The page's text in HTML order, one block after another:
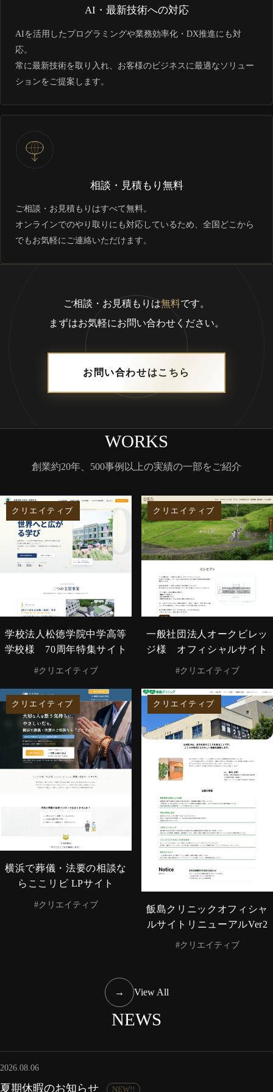
AI・最新技術への対応
AIを活用したプログラミングや業務効率化・DX推進にも対
応。
常に最新技術を取り入れ、お客様のビジネスに最適なソリュー
ションをご提案します。
相談・見積もり無料
ご相談・お見積もりはすべて無料。
オンラインでのやり取りにも対応しているため、全国どこから
でもお気軽にご連絡いただけます。
ご相談・お見積もりは無料です。
まずはお気軽にお問い合わせください。
お問い合わせはこちら
WORKS
創業約20年、500事例以上の実績の一部をご紹介
クリエイティブ
学校法人松徳学院中学高等
学校様 70周年特集サイト
#クリエイティブ
クリエイティブ
一般社団法人オークビレッ
ジ様 オフィシャルサイト
#クリエイティブ
クリエイティブ
横浜で葬儀・法要の相談な
らここリビ LPサイト
#クリエイティブ
クリエイティブ
飯島クリニックオフィシャ
ルサイトリニューアルVer2
#クリエイティブ
→ View All
NEWS
2026.08.06
夏期休暇のお知らせ NEW!!